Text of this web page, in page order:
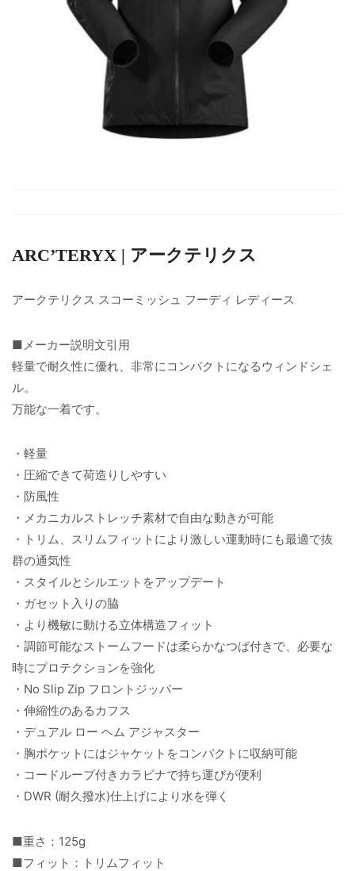
ARC’TERYX | アークテリクス
アークテリクス スコーミッシュ フーディ レディース
■メーカー説明文引用
軽量で耐久性に優れ、非常にコンパクトになるウィンドシェ
ル。
万能な一着です。
・軽量
・圧縮できて荷造りしやすい
・防風性
・メカニカルストレッチ素材で自由な動きが可能
・トリム、スリムフィットにより激しい運動時にも最適で抜
群の通気性
・スタイルとシルエットをアップデート
・ガセット入りの脇
・より機敏に動ける立体構造フィット
・調節可能なストームフードは柔らかなつば付きで、必要な
時にプロテクションを強化
・No Slip Zip フロントジッパー
・伸縮性のあるカフス
・デュアル ロー ヘム アジャスター
・胸ポケットにはジャケットをコンパクトに収納可能
・コードループ付きカラビナで持ち運びが便利
・DWR (耐久撥水)仕上げにより水を弾く
■重さ：125g
■フィット：トリムフィット